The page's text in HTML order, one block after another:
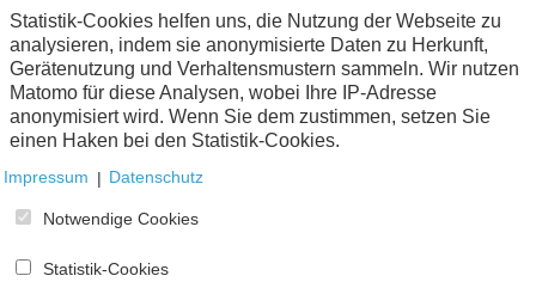
Handel und elektronische Kommunikation
Informationswirtschaft
zum Verein
Keine Nachrichten verfügbar.
Statistik-Cookies helfen uns, die Nutzung der Webseite zu
analysieren, indem sie anonymisierte Daten zu Herkunft,
Gerätenutzung und Verhaltensmustern sammeln. Wir nutzen
Matomo für diese Analysen, wobei Ihre IP-Adresse
anonymisiert wird. Wenn Sie dem zustimmen, setzen Sie
einen Haken bei den Statistik-Cookies.
Impressum | Datenschutz
Notwendige Cookies
Statistik-Cookies